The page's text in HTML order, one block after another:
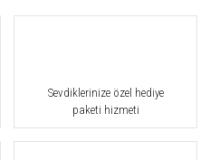
Sevdiklerinize özel hediye
paketi hizmeti